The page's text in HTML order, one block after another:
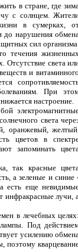
в стране, где зима
с солнцем.
в сумерках,
до нарушения обмена
сил организма.
течения жизненных
Отсутствие света
и витаминного
При
настроение.
света
оранжевый, желтый,
цветов в
запоминать цвета
так красные цвета
а зеленые и синие
есть еще
инфракрасные лучи, а
в лечебных целях:
Под
усилению обмена
поэтому